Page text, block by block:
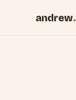
andrew.